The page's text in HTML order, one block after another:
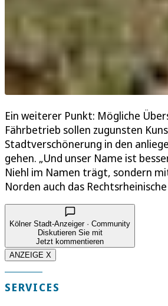
Ein weiterer Punkt: Mögliche
Fährbetrieb sollen zugunsten
Stadtverschönerung in den
gehen. „Und unser Name ist
Niehl im Namen trägt, sondern
Norden auch das
Kölner Stadt-Anzeiger · Community
Diskutieren Sie mit
Jetzt kommentieren
ANZEIGE X
SERVICES